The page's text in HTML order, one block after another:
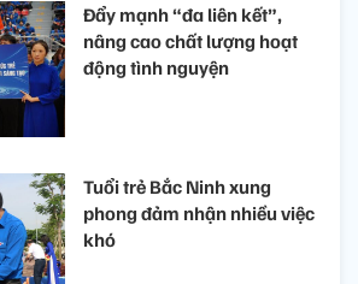
Đẩy mạnh “đa liên kết”,
nâng cao chất lượng hoạt
động tình nguyện
Tuổi trẻ Bắc Ninh xung
phong đảm nhận nhiều việc
khó